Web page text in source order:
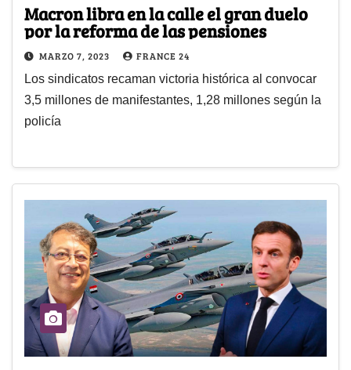
Macron libra en la calle el gran duelo
por la reforma de las pensiones
MARZO 7, 2023 FRANCE 24
Los sindicatos recaman victoria histórica al convocar
3,5 millones de manifestantes, 1,28 millones según la
policía